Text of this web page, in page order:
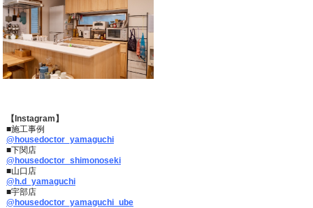
【Instagram】
■施工事例
@housedoctor_yamaguchi
■下関店
@housedoctor_shimonoseki
■山口店
@h.d_yamaguchi
■宇部店
@housedoctor_yamaguchi_ube